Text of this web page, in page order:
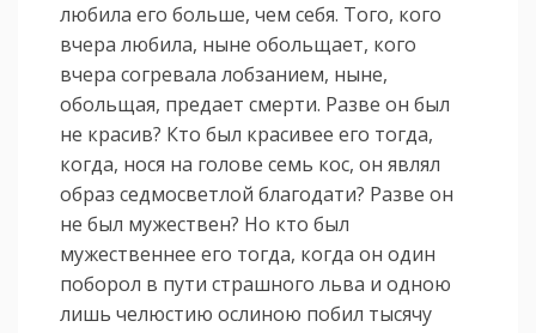
любила его больше, чем себя. Того, кого
вчера любила, ныне обольщает, кого
вчера согревала лобзанием, ныне,
обольщая, предает смерти. Разве он был
не красив? Кто был красивее его тогда,
когда, нося на голове семь кос, он являл
образ седмосветлой благодати? Разве он
не был мужествен? Но кто был
мужественнее его тогда, когда он один
поборол в пути страшного льва и одною
лишь челюстию ослиною побил тысячу